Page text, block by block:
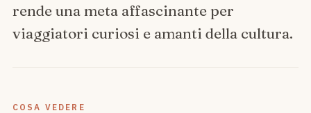
rende una meta affascinante per
viaggiatori curiosi e amanti della cultura.
COSA VEDERE